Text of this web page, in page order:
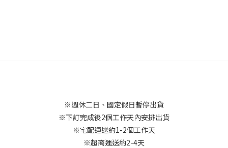
※週休二日、國定假日暫停出貨
※下訂完成後2個工作天內安排出貨
※宅配運送約1-2個工作天
※超商運送約2-4天